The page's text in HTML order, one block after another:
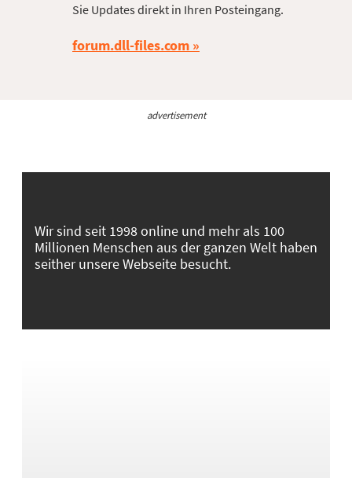
Sie Updates direkt in Ihren Posteingang.
forum.dll-files.com
advertisement
Wir sind seit 1998 online und mehr als 100
Millionen Menschen aus der ganzen Welt haben
seither unsere Webseite besucht.